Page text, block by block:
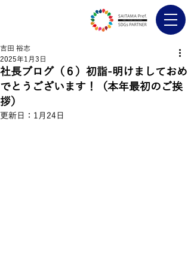
社長ブログ（６）初詣-明けましておめ
でとうございます！（本年最初のご挨
拶）
吉田 裕志
2025年1月3日
更新日： 1月24日